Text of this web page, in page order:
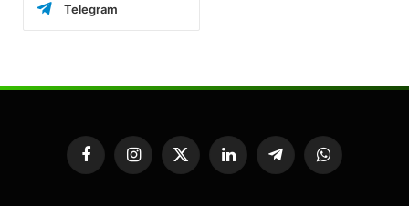
Telegram
FacebookInstagram
X
(Twitter)
LinkedInTelegramWhatsApp